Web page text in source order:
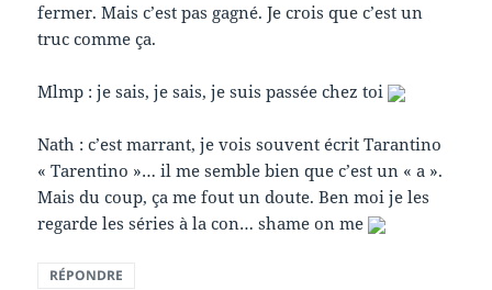
fermer. Mais c’est pas gagné. Je crois que c’est un
truc comme ça.
Mlmp : je sais, je sais, je suis passée chez toi
Nath : c’est marrant, je vois souvent écrit Tarantino
« Tarentino »… il me semble bien que c’est un « a ».
Mais du coup, ça me fout un doute. Ben moi je les
regarde les séries à la con… shame on me
RÉPONDRE